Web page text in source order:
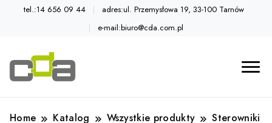
tel.:14 656 09 44
adres:ul. Przemysłowa 19, 33-100 Tarnów
e-mail:biuro@cda.com.pl
Home Katalog Wszystkie produkty
Sterowniki